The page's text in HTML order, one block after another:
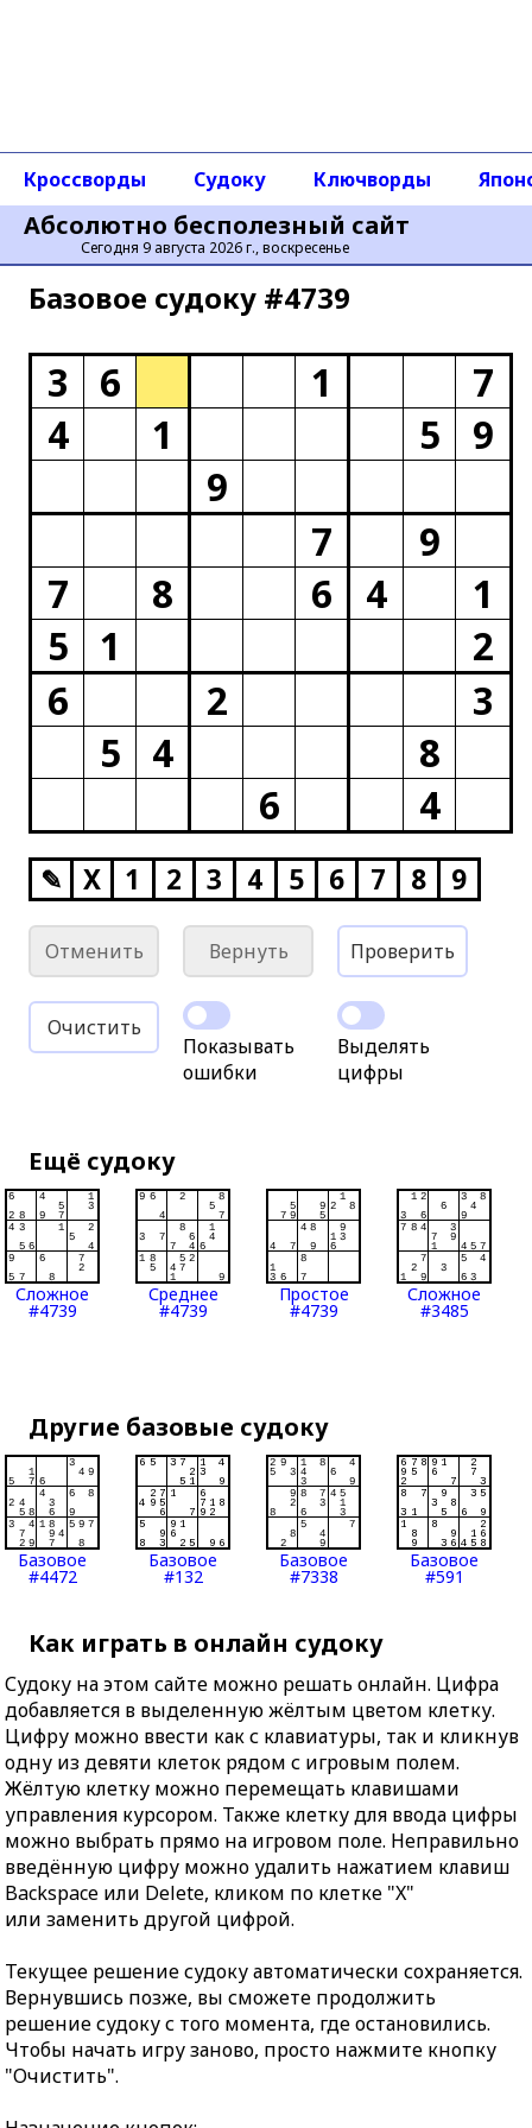
Абсолютно бесполезный сайт
Сегодня 9 августа 2026 г., воскресенье
Кроссворды Судоку Ключворды
Базовое cудоку #4739
3 6 1
7
4
1 5
9
9
7
9
7
8 6 4
1
5
1
2
6
2
3
5
4
8
6
4
✎ X 1 2 3 4 5 6 7 8 9
Отменить Вернуть Проверить
Очистить
Показывать
ошибки
Выделять
цифры
Ещё судоку
Сложное
#4739
Среднее
#4739
Простое
#4739
Сложное
#3485
Другие базовые судоку
Базовое
#4472
Базовое
#132
Базовое
#7338
Базовое
#591
Как играть в онлайн судоку
Судоку на этом сайте можно решать онлайн. Цифра
добавляется в выделенную жёлтым цветом клетку.
Цифру можно ввести как с клавиатуры, так и кликнув
одну из девяти клеток рядом с игровым полем.
Жёлтую клетку можно перемещать клавишами
управления курсором. Также клетку для ввода цифры
можно выбрать прямо на игровом поле. Неправильно
введённую цифру можно удалить нажатием клавиш
Backspace или Delete, кликом по клетке "X"
или заменить другой цифрой.
Текущее решение судоку автоматически сохраняется.
Вернувшись позже, вы сможете продолжить
решение судоку с того момента, где остановились.
Чтобы начать игру заново, просто нажмите кнопку
"Очистить".